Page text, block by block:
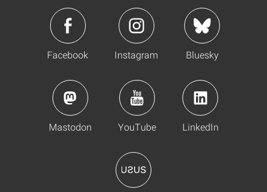
Facebook Instagram Bluesky
Mastodon YouTube LinkedIn